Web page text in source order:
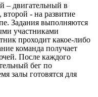
– двигательный в
- на развитие
Задания выполняются
участниками
проходит какое-либо
команда получает
После каждого
бег по
залы готовятся для